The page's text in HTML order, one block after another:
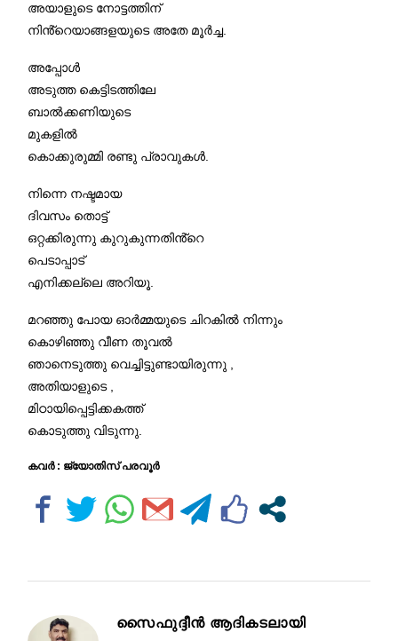
അയാളുടെ നോട്ടത്തിന്
നിൻ്റെയാങ്ങളയുടെ അതേ മൂർച്ച.
അപ്പോൾ
അടുത്ത കെട്ടിടത്തിലേ
ബാൽക്കണിയുടെ
മുകളിൽ
കൊക്കുരുമ്മി രണ്ടു പ്രാവുകൾ.
നിന്നെ നഷ്ടമായ
ദിവസം തൊട്ട്
ഒറ്റക്കിരുന്നു കുറുകുന്നതിൻ്റെ
പെടാപ്പാട്
എനിക്കല്ലെ അറിയൂ.
മറഞ്ഞു പോയ ഓർമ്മയുടെ ചിറകിൽ നിന്നും
കൊഴിഞ്ഞു വീണ തൂവൽ
ഞാനെടുത്തു വെച്ചിട്ടുണ്ടായിരുന്നു ,
അതിയാളുടെ ,
മിഠായിപ്പെട്ടിക്കകത്ത്
കൊടുത്തു വിടുന്നു.
കവർ : ജ്യോതിസ് പരവൂർ
സൈഫുദ്ദീൻ ആദികടലായി